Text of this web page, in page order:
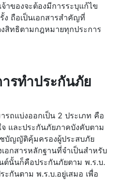
าของจะต้องมีการระบุแก้ไข
ง ถือเป็นเอกสารสำคัญที่
งสิทธิตามกฎหมายทุกประการ
รทำประกันภัย
รถแบ่งออกเป็น 2 ประเภท คือ
และประกันภัยภาคบังคับตาม
บัญญัติคุ้มครองผู้ประสบภัย
อกสารหลักฐานที่จำเป็นสำหรับ
ต์นั้นก็คือประกันภัยตาม พ.ร.บ.
ะกันตาม พ.ร.บ.อยู่เสมอ เพื่อ